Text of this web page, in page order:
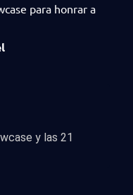
para honrar a
y las 21